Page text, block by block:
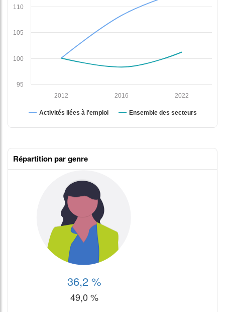
Répartition par genre
36,2 %
49,0 %